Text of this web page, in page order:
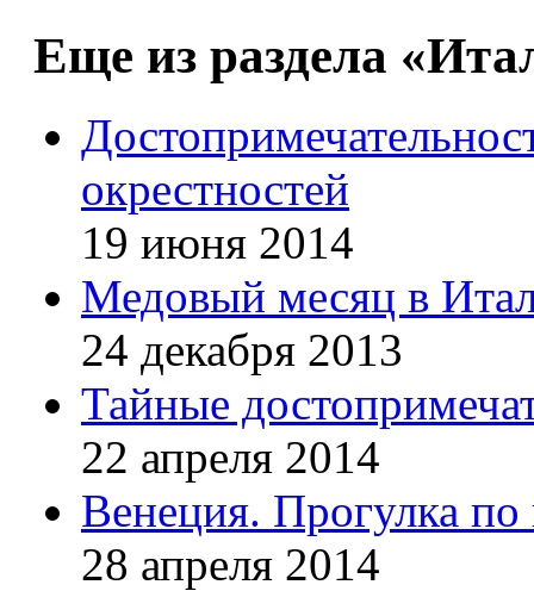
Еще из раздела
окрестностей
19 июня 2014
Медовый месяц в
24 декабря 2013
Тайные
22 апреля 2014
Венеция. Прогулка
28 апреля 2014